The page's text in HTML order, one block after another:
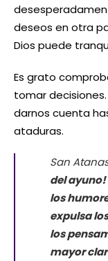
deseos en otra
Dios puede
Es grato
tomar
darnos cuenta
ataduras.
San
del ayuno!
los
expulsa
los
mayor